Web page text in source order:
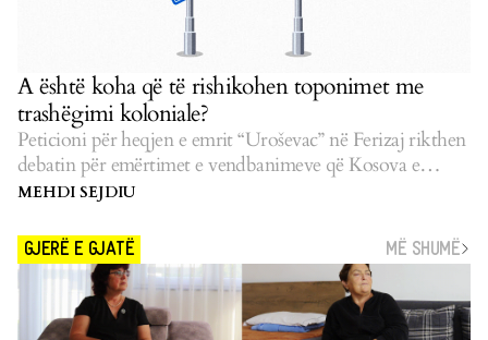
A është koha që të rishikohen toponimet me
trashëgimi koloniale?
Peticioni për heqjen e emrit “Uroševac” në Ferizaj rikthen
debatin për emërtimet e vendbanimeve që Kosova e
pasluftës i la të pazgjidhura.
MEHDI SEJDIU
GJERË E GJATË MË SHUMË